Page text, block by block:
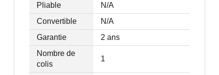
Pliable
N/A
Convertible
N/A
Garantie
2 ans
Nombre de
colis
1